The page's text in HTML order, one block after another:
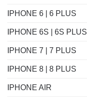
IPHONE 6 | 6 PLUS
IPHONE 6S | 6S PLUS
IPHONE 7 | 7 PLUS
IPHONE 8 | 8 PLUS
IPHONE AIR